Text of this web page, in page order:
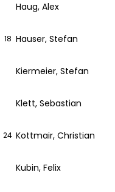
Haug, Alex
18 Hauser, Stefan
Kiermeier, Stefan
Klett, Sebastian
24 Kottmair, Christian
Kubin, Felix